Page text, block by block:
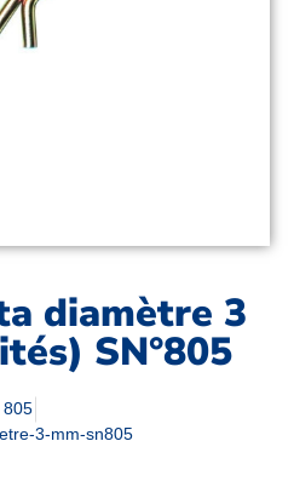
diamètre 3
SN°805
805
3-mm-sn805